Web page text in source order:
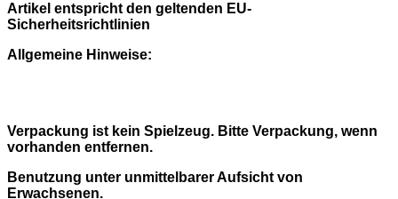
Artikel entspricht den geltenden EU-
Sicherheitsrichtlinien
Allgemeine Hinweise:
Verpackung ist kein Spielzeug. Bitte Verpackung, wenn
vorhanden entfernen.
Benutzung unter unmittelbarer Aufsicht von
Erwachsenen.